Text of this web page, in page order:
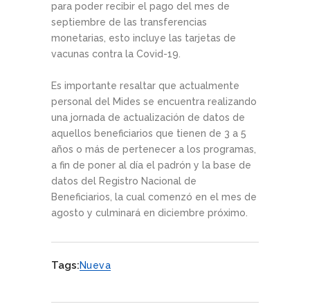
para poder recibir el pago del mes de
septiembre de las transferencias
monetarias, esto incluye las tarjetas de
vacunas contra la Covid-19.
Es importante resaltar que actualmente
personal del Mides se encuentra realizando
una jornada de actualización de datos de
aquellos beneficiarios que tienen de 3 a 5
años o más de pertenecer a los programas,
a fin de poner al día el padrón y la base de
datos del Registro Nacional de
Beneficiarios, la cual comenzó en el mes de
agosto y culminará en diciembre próximo.
Tags:Nueva